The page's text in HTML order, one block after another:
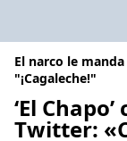
El narco le
"¡Cagaleche!"
‘El
Twitter: